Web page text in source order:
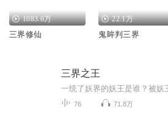
1083.6万
三界修仙
22.1万
鬼眸判三界
三界之王
76 71.8万